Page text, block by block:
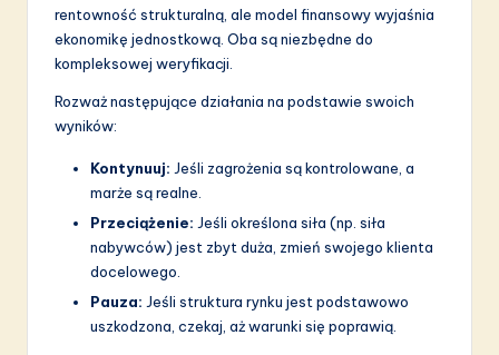
rentowność strukturalną, ale model finansowy wyjaśnia
ekonomikę jednostkową. Oba są niezbędne do
kompleksowej weryfikacji.
Rozważ następujące działania na podstawie swoich
wyników:
Kontynuuj: Jeśli zagrożenia są kontrolowane, a
marże są realne.
Przeciążenie: Jeśli określona siła (np. siła
nabywców) jest zbyt duża, zmień swojego klienta
docelowego.
Pauza: Jeśli struktura rynku jest podstawowo
uszkodzona, czekaj, aż warunki się poprawią.